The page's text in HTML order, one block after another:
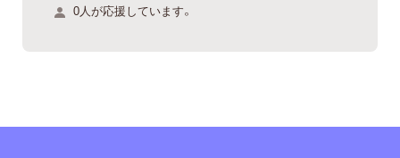
0人が応援しています。